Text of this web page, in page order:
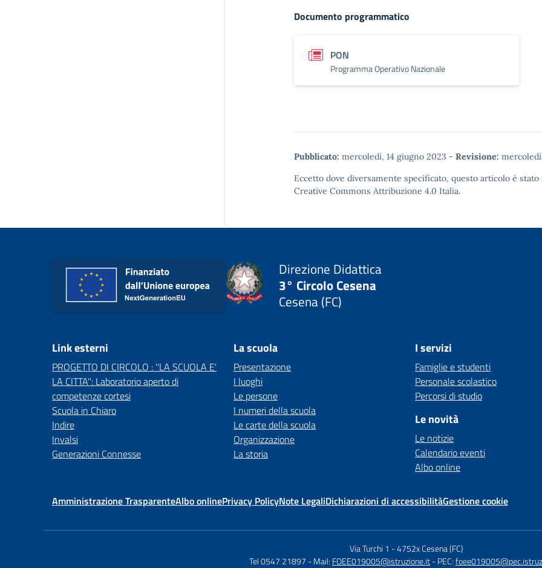
Documento programmatico
PON
Programma Operativo Nazionale
Pubblicato: mercoledì, 14 giugno 2023 - Revisione:
Eccetto dove diversamente specificato, questo articolo è
Creative Commons Attribuzione 4.0 Italia.
Direzione Didattica
3° Circolo Cesena
Cesena (FC)
Link esterni
PROGETTO DI CIRCOLO : ''LA SCUOLA E'
LA CITTA'': Laboratorio aperto di
competenze cortesi
Scuola in Chiaro
Indire
Invalsi
Generazioni Connesse
La scuola
Presentazione
I luoghi
Le persone
I numeri della scuola
Le carte della scuola
Organizzazione
La storia
I servizi
Famiglie e studenti
Personale scolastico
Percorsi di studio
Le novità
Le notizie
Calendario eventi
Albo online
Amministrazione TrasparenteAlbo onlinePrivacy PolicyNote LegaliDichiarazioni di accessibilitàGestione cookie
Via Turchi 1 -4752x Cesena (FC)
Tel 0547 21897 - Mail: FOEE019005@istruzione.it- PEC: